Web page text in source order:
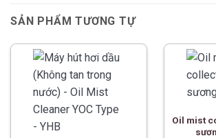
SẢN PHẨM TƯƠNG TỰ
Oil mist